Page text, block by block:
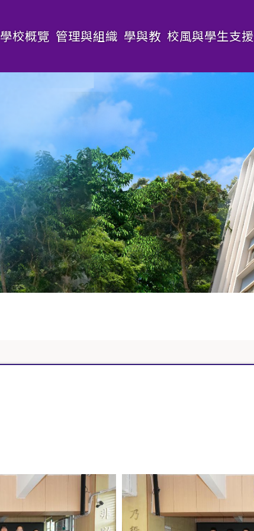
Main
navigation
學校概覽 管理與組織 學與教 校風與學生支援